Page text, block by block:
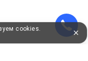
cookies.